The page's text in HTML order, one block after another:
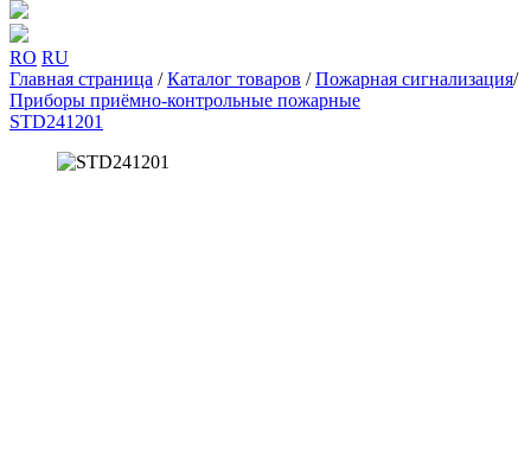
RO RU
Главная страница / Каталог товаров / Пожарная сигнализация/
Приборы приёмно-контрольные пожарные
STD241201